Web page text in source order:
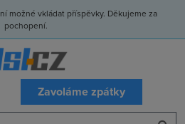
možné vkládat příspěvky. Děkujeme za
pochopení.
Zavoláme zpátky